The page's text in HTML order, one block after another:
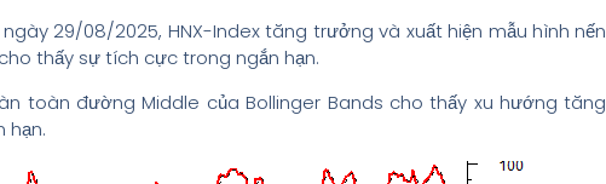
29/08/2025, HNX-Index tăng trưởng và xuất hiện mẫu hình nến
thấy sự tích cực trong ngắn hạn.
toàn đường Middle của Bollinger Bands cho thấy xu hướng tăng
hạn.